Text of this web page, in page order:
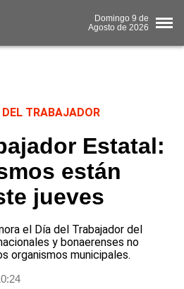
Domingo 9 de
Agosto de 2026
DEL TRABAJADOR
Estatal:
están
jueves
el Día del Trabajador del
y bonaerenses no
organismos municipales.